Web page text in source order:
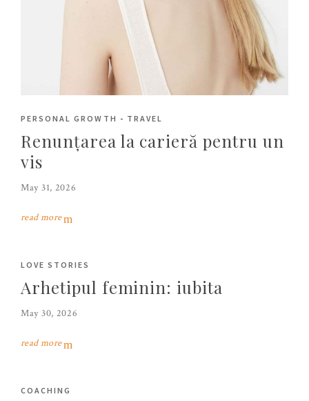
PERSONAL GROWTH - TRAVEL
Renunțarea la carieră pentru un
vis
May 31, 2026
read more
LOVE STORIES
Arhetipul feminin: iubita
May 30, 2026
read more
COACHING